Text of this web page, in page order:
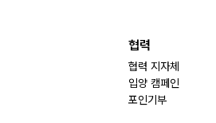
협력
협력 지자체
입양 캠페인
포인기부